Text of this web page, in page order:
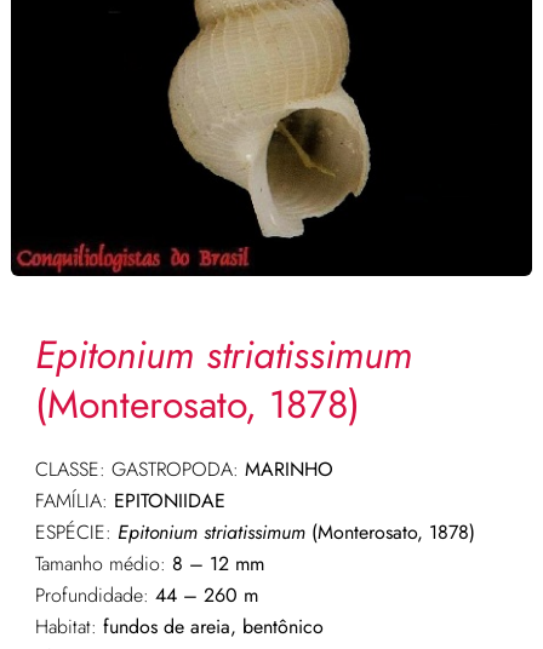
Epitonium striatissimum
(Monterosato, 1878)
CLASSE: GASTROPODA: MARINHO
FAMÍLIA: EPITONIIDAE
ESPÉCIE: Epitonium striatissimum(Monterosato, 1878)
Tamanho médio: 8 – 12 mm
Profundidade: 44 – 260 m
Habitat: fundos de areia, bentônico